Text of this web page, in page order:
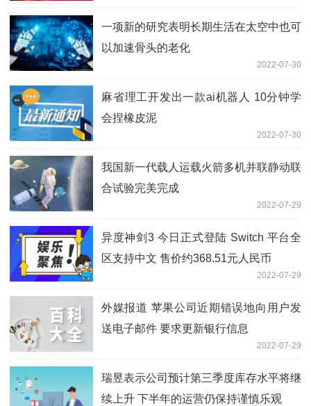
一项新的研究表明长期生活在太空中也可
以加速骨头的老化
2022-07-30
麻省理工开发出一款ai机器人 10分钟学
会捏橡皮泥
2022-07-30
我国新一代载人运载火箭多机并联静动联
合试验完美完成
2022-07-29
异度神剑3 今日正式登陆 Switch 平台全
区支持中文 售价约368.51元人民币
2022-07-29
外媒报道 苹果公司近期错误地向用户发
送电子邮件 要求更新银行信息
2022-07-29
瑞昱表示公司预计第三季度库存水平将继
续上升 下半年的运营仍保持谨慎乐观